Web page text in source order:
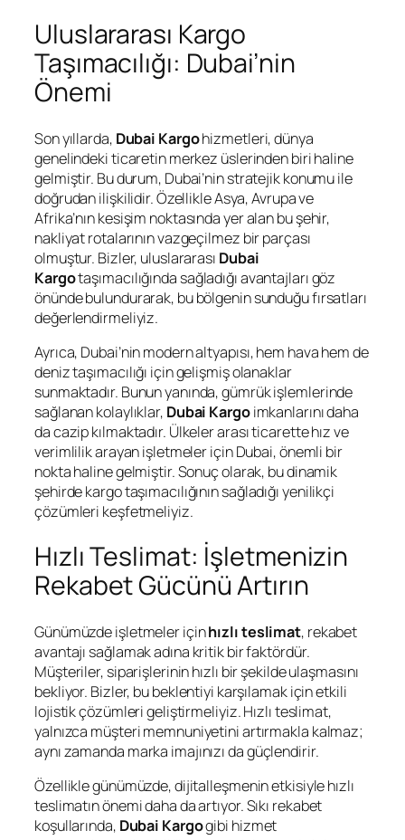
Uluslararası Kargo
Taşımacılığı: Dubai’nin
Önemi
Son yıllarda, Dubai Kargohizmetleri, dünya
genelindeki ticaretin merkez üslerinden biri haline
gelmiştir. Bu durum, Dubai’nin stratejik konumu ile
doğrudan ilişkilidir. Özellikle Asya, Avrupa ve
Afrika’nın kesişim noktasında yer alan bu şehir,
nakliyat rotalarının vazgeçilmez bir parçası
olmuştur. Bizler, uluslararası Dubai
Kargotaşımacılığında sağladığı avantajları göz
önünde bulundurarak, bu bölgenin sunduğu fırsatları
değerlendirmeliyiz.
Ayrıca, Dubai’nin modern altyapısı, hem hava hem de
deniz taşımacılığı için gelişmiş olanaklar
sunmaktadır. Bunun yanında, gümrük işlemlerinde
sağlanan kolaylıklar, Dubai Kargoimkanlarını daha
da cazip kılmaktadır. Ülkeler arası ticarette hız ve
verimlilik arayan işletmeler için Dubai, önemli bir
nokta haline gelmiştir. Sonuç olarak, bu dinamik
şehirde kargo taşımacılığının sağladığı yenilikçi
çözümleri keşfetmeliyiz.
Hızlı Teslimat: İşletmenizin
Rekabet Gücünü Artırın
Günümüzde işletmeler içinhızlı teslimat, rekabet
avantajı sağlamak adına kritik bir faktördür.
Müşteriler, siparişlerinin hızlı bir şekilde ulaşmasını
bekliyor. Bizler, bu beklentiyi karşılamak için etkili
lojistik çözümleri geliştirmeliyiz. Hızlı teslimat,
yalnızca müşteri memnuniyetini artırmakla kalmaz;
aynı zamanda marka imajınızı da güçlendirir.
Özellikle günümüzde, dijitalleşmenin etkisiyle hızlı
teslimatın önemi daha da artıyor. Sıkı rekabet
koşullarında, Dubai Kargogibi hizmet